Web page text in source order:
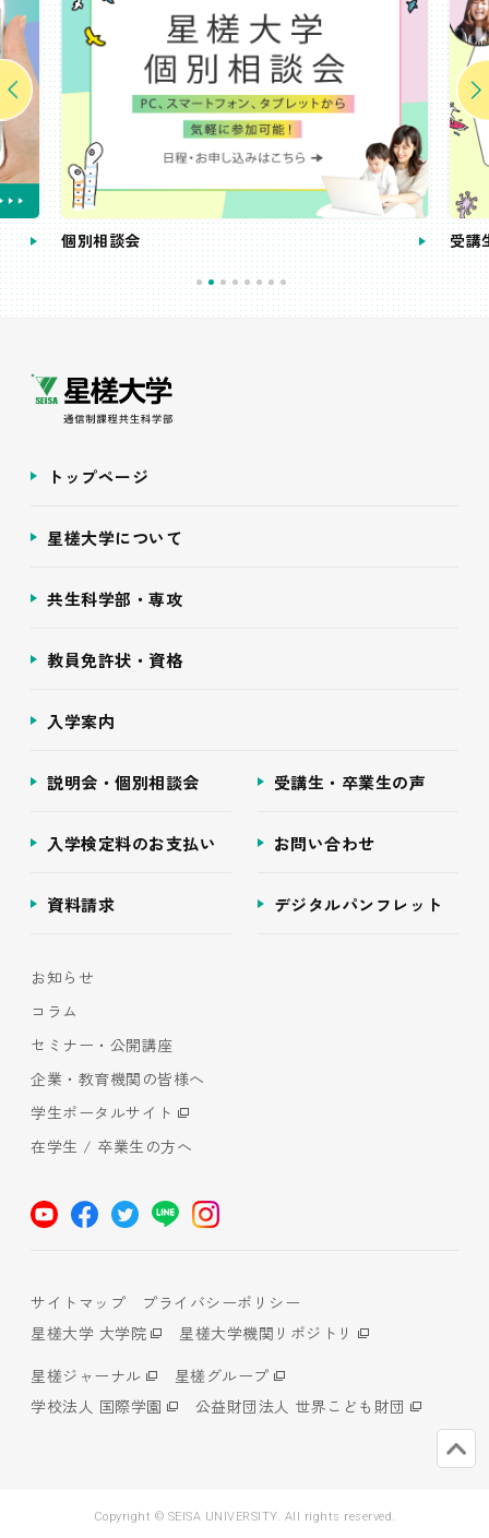
個別相談会 受講
トップページ
星槎大学について
共生科学部・専攻
教員免許状・資格
入学案内
説明会・個別相談会 受講生・卒業生の声
入学検定料のお支払い お問い合わせ
資料請求 デジタルパンフレット
お知らせ
コラム
セミナー・公開講座
企業・教育機関の皆様へ
学生ポータルサイト
在学生 / 卒業生の方へ
サイトマップ
プライバシーポリシー
星槎大学 大学院
星槎大学機関リポジトリ
星槎ジャーナル
星槎グループ
学校法人 国際学園
公益財団法人 世界こども財団
Copyright © SEISA UNIVERSITY. All rights reserved.